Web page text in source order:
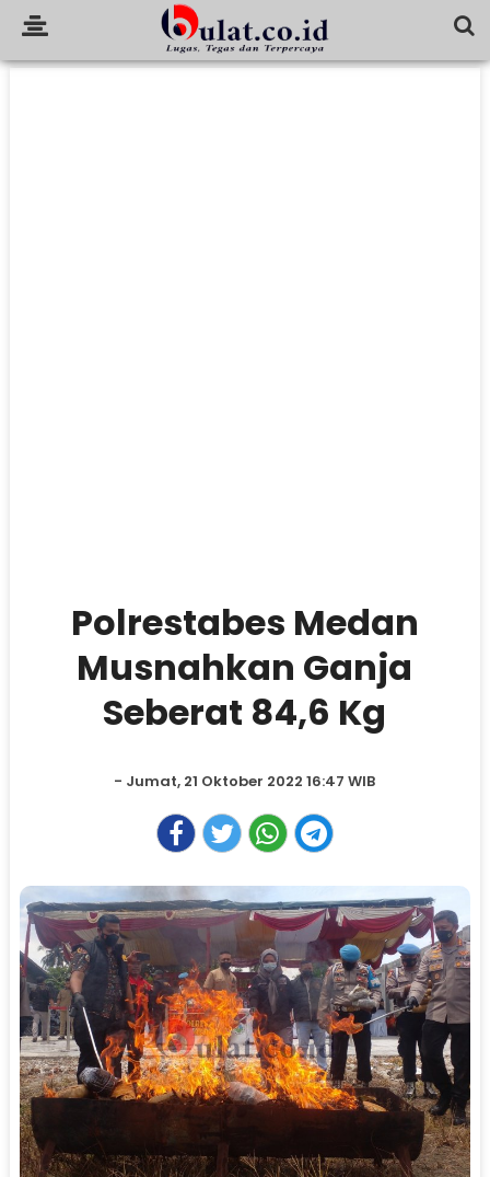
Polrestabes Medan
Musnahkan Ganja
Seberat 84,6 Kg
- Jumat, 21 Oktober 2022 16:47 WIB